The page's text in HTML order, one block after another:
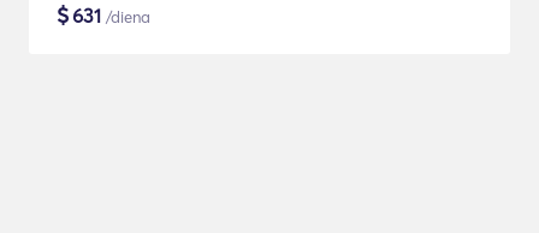
$631 /diena